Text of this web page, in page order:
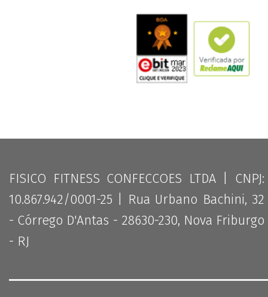
FISICO FITNESS CONFECCOES LTDA | CNPJ:
10.867.942/0001-25 | Rua Urbano Bachini, 32
- Córrego D'Antas - 28630-230, Nova Friburgo
- RJ